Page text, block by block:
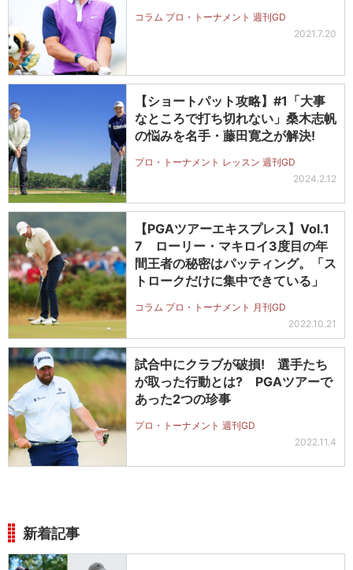
コラム プロ・トーナメント 週刊GD
2021.7.20
【ショートパット攻略】#1「大事
なところで打ち切れない」桑木志帆
の悩みを名手・藤田寛之が解決!
プロ・トーナメント レッスン 週刊GD
2024.2.12
【PGAツアーエキスプレス】Vol.1
7 ローリー・マキロイ3度目の年
間王者の秘密はパッティング。「ス
トロークだけに集中できている」
コラム プロ・トーナメント 月刊GD
2022.10.21
試合中にクラブが破損! 選手たち
が取った行動とは? PGAツアーで
あった2つの珍事
プロ・トーナメント 週刊GD
2022.11.4
新着記事